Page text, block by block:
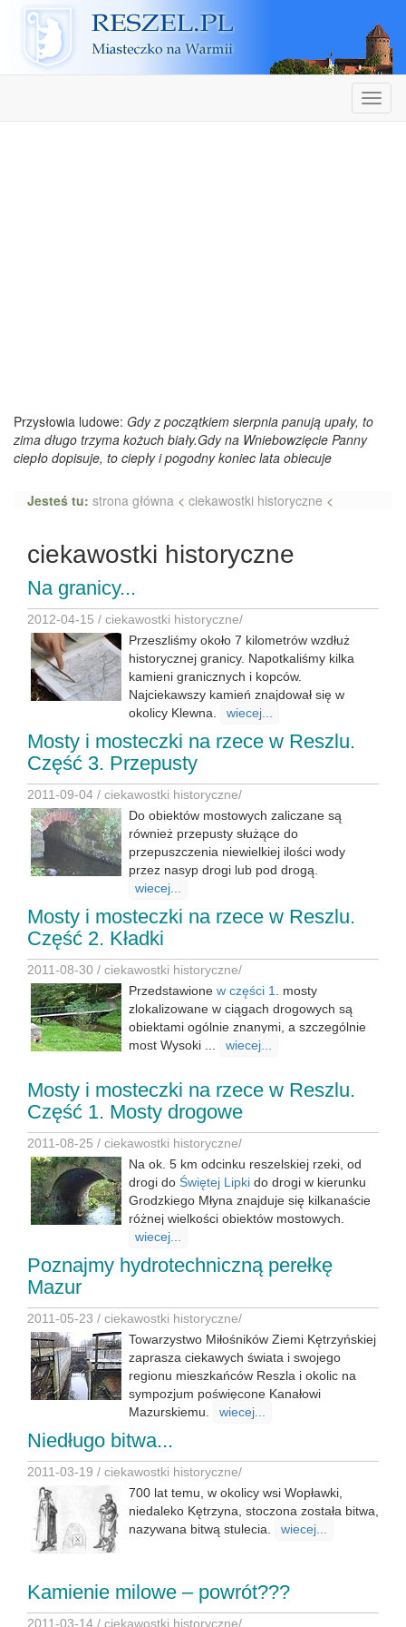
Reszel
Przysłowia ludowe: Gdy z początkiem sierpnia panują upały, to
zima długo trzyma kożuch biały.Gdy na Wniebowzięcie Panny
ciepło dopisuje, to ciepły i pogodny koniec lata obiecuje
Jesteś tu: strona główna < ciekawostki historyczne <
ciekawostki historyczne
Na granicy...
2012-04-15 / ciekawostki historyczne/
Przeszliśmy około 7 kilometrów wzdłuż
historycznej granicy. Napotkaliśmy kilka
kamieni granicznych i kopców.
Najciekawszy kamień znajdował się w
okolicy Klewna.
wiecej...
Mosty i mosteczki na rzece w Reszlu.
Część 3. Przepusty
2011-09-04 / ciekawostki historyczne/
Do obiektów mostowych zaliczane są
również przepusty służące do
przepuszczenia niewielkiej ilości wody
przez nasyp drogi lub pod drogą.
wiecej...
Mosty i mosteczki na rzece w Reszlu.
Część 2. Kładki
2011-08-30 / ciekawostki historyczne/
Przedstawione w części 1
. mosty
zlokalizowane w ciągach drogowych są
obiektami ogólnie znanymi, a szczególnie
most Wysoki ...
wiecej...
Mosty i mosteczki na rzece w Reszlu.
Część 1. Mosty drogowe
2011-08-25 / ciekawostki historyczne/
Na ok. 5 km odcinku reszelskiej rzeki, od
drogi do Świętej Lipki do drogi w kierunku
Grodzkiego Młyna znajduje się kilkanaście
różnej wielkości obiektów mostowych.
wiecej...
Poznajmy hydrotechniczną perełkę
Mazur
2011-05-23 / ciekawostki historyczne/
Towarzystwo Miłośników Ziemi Kętrzyńskiej
zaprasza ciekawych świata i swojego
regionu mieszkańców Reszla i okolic na
sympozjum poświęcone Kanałowi
Mazurskiemu.
wiecej...
Niedługo bitwa...
2011-03-19 / ciekawostki historyczne/
700 lat temu, w okolicy wsi Wopławki,
niedaleko Kętrzyna, stoczona została bitwa,
nazywana bitwą stulecia.
wiecej...
Kamienie milowe – powrót???
2011-03-14 / ciekawostki historyczne/